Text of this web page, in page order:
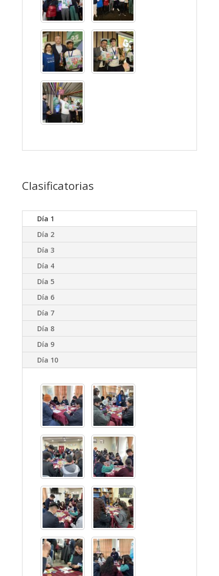
Clasificatorias
Día 1
Día 2
Día 3
Día 4
Día 5
Día 6
Día 7
Día 8
Día 9
Día 10